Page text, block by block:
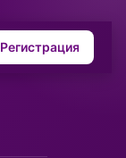
Регистрация